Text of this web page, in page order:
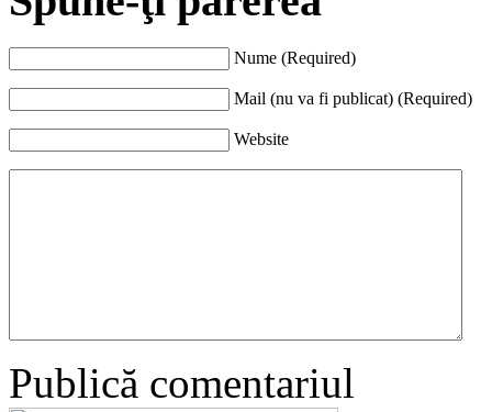
Nume (Required)
Mail (nu va fi publicat) (Required)
Website
Publică comentariul